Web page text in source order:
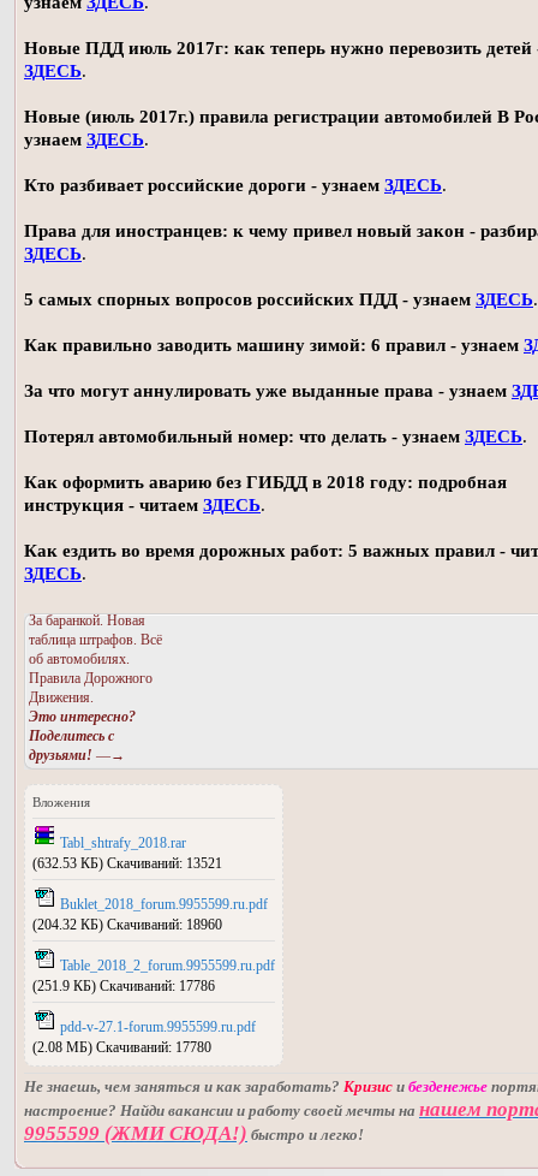
Новые ПДД июль 2017г: как теперь нужно перевозить детей
ЗДЕСЬ.
Новые (июль 2017г.) правила регистрации автомобилей В
узнаем ЗДЕСЬ.
Кто разбивает российские дороги - узнаем ЗДЕСЬ.
Права для иностранцев: к чему привел новый закон -
ЗДЕСЬ.
5 самых спорных вопросов российских ПДД - узнаем ЗДЕСЬ.
Как правильно заводить машину зимой: 6 правил - узнаем
За что могут аннулировать уже выданные права - узнаем
Потерял автомобильный номер: что делать - узнаем ЗДЕСЬ.
Как оформить аварию без ГИБДД в 2018 году: подробная
инструкция - читаем ЗДЕСЬ.
Как ездить во время дорожных работ: 5 важных правил -
ЗДЕСЬ.
За баранкой. Новая
таблица штрафов. Всё
об автомобилях.
Правила Дорожного
Движения.
Это интересно?
Поделитесь с
друзьями! —→
Вложения
Tabl_shtrafy_2018.rar
(632.53 КБ) Скачиваний: 13521
Buklet_2018_forum.9955599.ru.pdf
(204.32 КБ) Скачиваний: 18960
Table_2018_2_forum.9955599.ru.pdf
(251.9 КБ) Скачиваний: 17786
pdd-v-27.1-forum.9955599.ru.pdf
(2.08 МБ) Скачиваний: 17780
Не знаешь, чем заняться и как заработать? Кризис и безденежье
настроение? Найди вакансии и работу своей мечты на нашем
9955599 (ЖМИ СЮДА!) быстро и легко!